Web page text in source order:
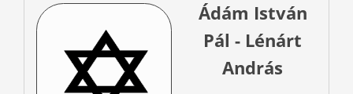
Ádám István
Pál - Lénárt
András